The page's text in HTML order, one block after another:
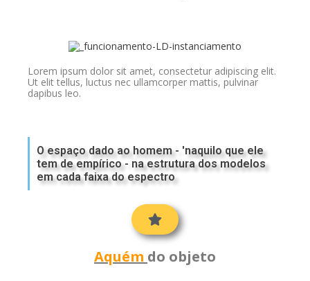
Lorem ipsum dolor sit amet, consectetur adipiscing elit.
Ut elit tellus, luctus nec ullamcorper mattis, pulvinar
dapibus leo.
O espaço dado ao homem - 'naquilo que ele
tem de empírico - na estrutura dos modelos
em cada faixa do espectro
Aquém do objeto